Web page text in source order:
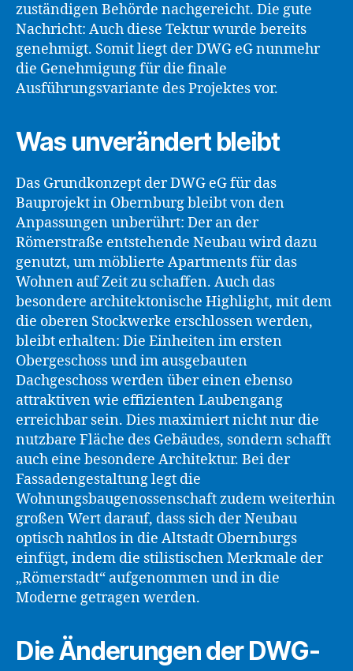
zuständigen Behörde nachgereicht. Die gute
Nachricht: Auch diese Tektur wurde bereits
genehmigt. Somit liegt der DWG eG nunmehr
die Genehmigung für die finale
Ausführungsvariante des Projektes vor.
Was unverändert bleibt
Das Grundkonzept der DWG eG für das
Bauprojekt in Obernburg bleibt von den
Anpassungen unberührt: Der an der
Römerstraße entstehende Neubau wird dazu
genutzt, um möblierte Apartments für das
Wohnen auf Zeit zu schaffen. Auch das
besondere architektonische Highlight, mit dem
die oberen Stockwerke erschlossen werden,
bleibt erhalten: Die Einheiten im ersten
Obergeschoss und im ausgebauten
Dachgeschoss werden über einen ebenso
attraktiven wie effizienten Laubengang
erreichbar sein. Dies maximiert nicht nur die
nutzbare Fläche des Gebäudes, sondern schafft
auch eine besondere Architektur. Bei der
Fassadengestaltung legt die
Wohnungsbaugenossenschaft zudem weiterhin
großen Wert darauf, dass sich der Neubau
optisch nahtlos in die Altstadt Obernburgs
einfügt, indem die stilistischen Merkmale der
„Römerstadt“ aufgenommen und in die
Moderne getragen werden.
Die Änderungen der DWG-